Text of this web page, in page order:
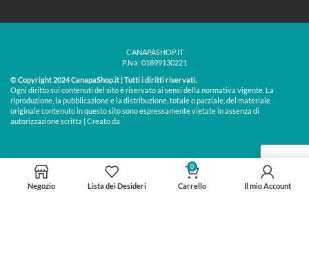
CANAPASHOP.IT
P.Iva: 01899130221
© Copyright 2024 CanapaShop.it | Tutti i diritti riservati.
Ogni diritto sui contenuti del sito è riservato ai sensi della normativa vigente. La
riproduzione, la pubblicazione e la distribuzione, totale o parziale, del materiale
originale contenuto in questo sito sono espressamente vietate in assenza di
autorizzazione scritta | Creato da
Negozio Lista dei Desideri
0
Carrello Il mio Account